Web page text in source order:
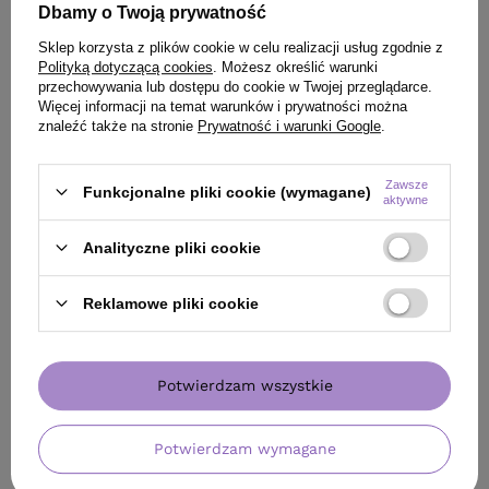
Woda lamelarna Mila IQ Care Lamellar
47,99 zł
(19,20 zł / 100ml)
47.99pktpunktów
Najniższa cena produktu w okresie 30 dni przed
wprowadzeniem obniżki:48,00 zł -1%
Prostownica
Koki
340,00 zł
340pktpunktów
Najniższa cena
wprowadzeniem
Dbamy o Twoją prywatność
Sklep korzysta z plików cookie w celu realizacji usług zgodnie z
Polityką dotyczącą cookies . Możesz określić warunki
przechowywania lub dostępu do cookie w Twojej przeglądarce.
Więcej informacji na temat warunków i prywatności można
znaleźć także na stronie Prywatność i warunki Google
Funkcjonalne pliki cookie (wymagane)
Zawsze
aktywne
Analityczne pliki cookie
Reklamowe pliki cookie
Potwierdzam wymagane
Potwierdzam wszystkie